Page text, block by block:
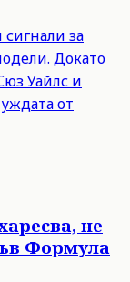
за
Докато
Уайлс и
от
не
Формула